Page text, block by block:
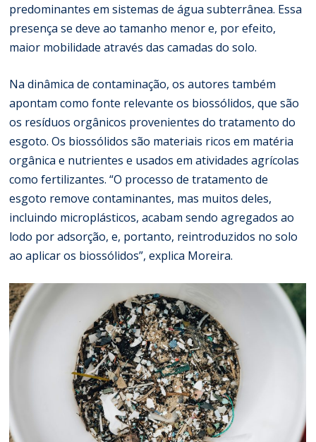
predominantes em sistemas de água subterrânea. Essa
presença se deve ao tamanho menor e, por efeito,
maior mobilidade através das camadas do solo.
Na dinâmica de contaminação, os autores também
apontam como fonte relevante os biossólidos, que são
os resíduos orgânicos provenientes do tratamento do
esgoto. Os biossólidos são materiais ricos em matéria
orgânica e nutrientes e usados em atividades agrícolas
como fertilizantes. “O processo de tratamento de
esgoto remove contaminantes, mas muitos deles,
incluindo microplásticos, acabam sendo agregados ao
lodo por adsorção, e, portanto, reintroduzidos no solo
ao aplicar os biossólidos”, explica Moreira.